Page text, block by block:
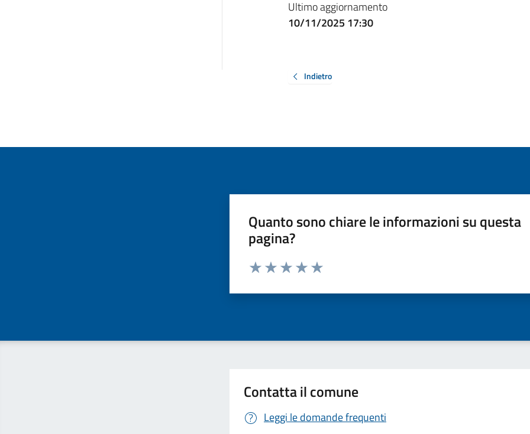
Ultimo aggiornamento
10/11/2025 17:30
Indietro
Quanto sono chiare le informazioni su questa
pagina?
Valuta da 1 a 5 stelle la pagina
Contatta il comune
Leggi le domande frequenti